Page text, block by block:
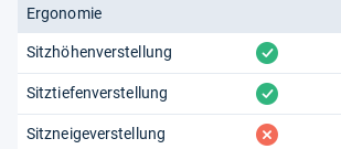
Ergonomie
Sitzhöhenverstellung vorhanden
Sitztiefenverstellung vorhanden
Sitzneigeverstellung fehlt